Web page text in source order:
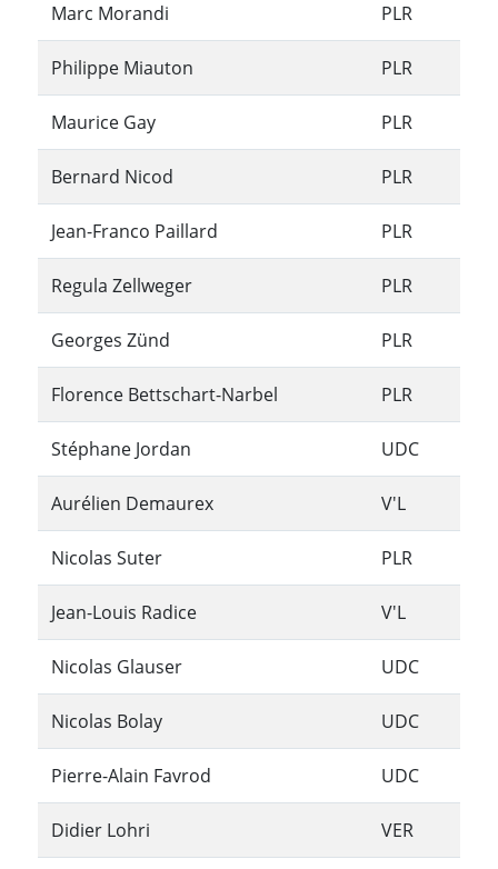
Marc Morandi PLR
Philippe Miauton PLR
Maurice Gay PLR
Bernard Nicod PLR
Jean-Franco Paillard PLR
Regula Zellweger PLR
Georges Zünd PLR
Florence Bettschart-Narbel PLR
Stéphane Jordan UDC
Aurélien Demaurex V'L
Nicolas Suter PLR
Jean-Louis Radice V'L
Nicolas Glauser UDC
Nicolas Bolay UDC
Pierre-Alain Favrod UDC
Didier Lohri VER